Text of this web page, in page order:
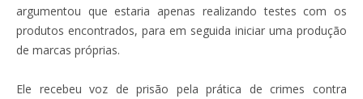
argumentou que estaria apenas realizando testes com os
produtos encontrados, para em seguida iniciar uma produção
de marcas próprias.
Ele recebeu voz de prisão pela prática de crimes contra